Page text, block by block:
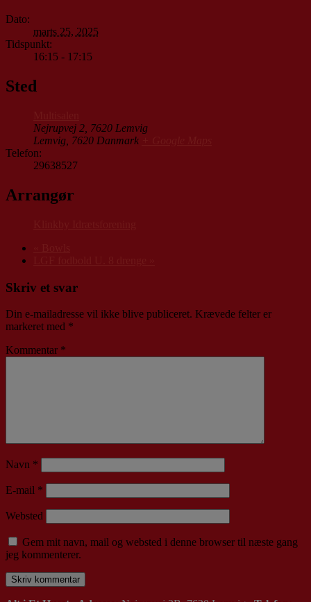
Dato:
marts 25, 2025
Tidspunkt:
16:15 - 17:15
Sted
Nejrupvej 2, 7620 Lemvig
Lemvig 7620 Danmark
Telefon:
29638527
Arrangør
Skriv et svar
Din e-mailadresse vil ikke blive publiceret. Krævede felter er
markeret med *
Kommentar *
Navn *
E-mail *
Websted
Gem mit navn, mail og websted i denne browser til næste gang
jeg kommenterer.